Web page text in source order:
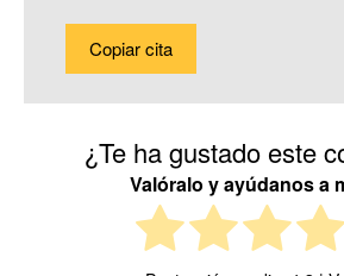
Copiar cita
¿Te ha gustado este
Valóralo y ayúdanos a